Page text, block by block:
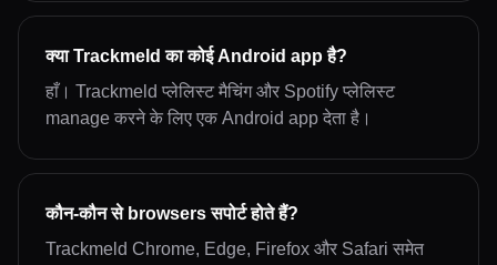
क्या Trackmeld का कोई Android app है?
हाँ। Trackmeld प्लेलिस्ट मैचिंग और Spotify प्लेलिस्ट
manage करने के लिए एक Android app देता है।
कौन-कौन से browsers सपोर्ट होते हैं?
Trackmeld Chrome, Edge, Firefox और Safari समेत